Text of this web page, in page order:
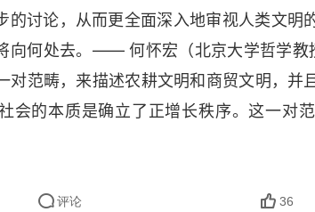
有极少数人能够站在影响历史进程的关
地皆同力，运去英雄不自由” 的历史大势
谁能有幸处在这样的关键点上，那对他而
历史背后的规律与结构，对我们这些普通
阅读历史，探讨历史背后的规律和结构，
（
格尔、拉康和哈贝马斯这些哲学界的大佬
的讨论，从而更全面深入地审视人类文明
向何处去。—— 何怀宏（北京大学哲学教
对范畴，来描述农耕文明和商贸文明，并
会的本质是确立了正增长秩序。这一对
科学史教授）我真正点开这本书的原因
一定的西方历史和地理知识，本人对于西
评论 36